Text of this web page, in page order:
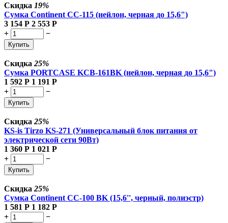
Скидка 19%
Сумка Continent CC-115 (нейлон, черная до 15,6")
3 154 Р 2 553 Р
+
−
Купить
Скидка 25%
Сумка PORTCASE KCB-161BK (нейлон, черная до 15,6")
1 592 Р 1 191 Р
+
−
Купить
Скидка 25%
KS-is Tirzo KS-271 (Универсальный блок питания от
электрической сети 90Вт)
1 360 Р 1 021 Р
+
−
Купить
Скидка 25%
Сумка Continent CC-100 BK (15,6'', черный, полиэстр)
1 581 Р 1 182 Р
+
−